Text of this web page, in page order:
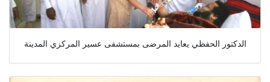
الدكتور الحفظي يعايد المرضى بمستشفى عسير المركزي المدينة